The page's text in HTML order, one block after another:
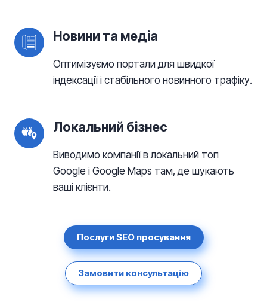
Новини та медіа
Оптимізуємо портали для швидкої
індексації і стабільного новинного трафіку.
Локальний бізнес
Виводимо компанії в локальний топ
Google і Google Maps там, де шукають
ваші клієнти.
Послуги SEO просування
Замовити консультацію